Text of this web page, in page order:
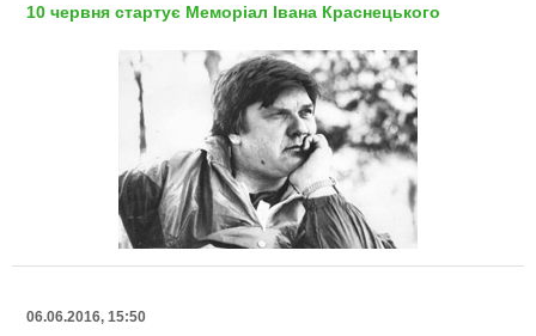
10 червня стартує Меморіал Івана Краснецького
06.06.2016, 15:50